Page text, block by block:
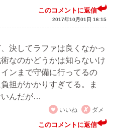
このコメントに返信
2017年10月01日 16:15
決してラファは良くなかっ
なのかどうかは知らないけ
ンまで守備に行ってるの
担がかかりすぎてる。ま
いんだが…
いいね
ダメ
このコメントに返信